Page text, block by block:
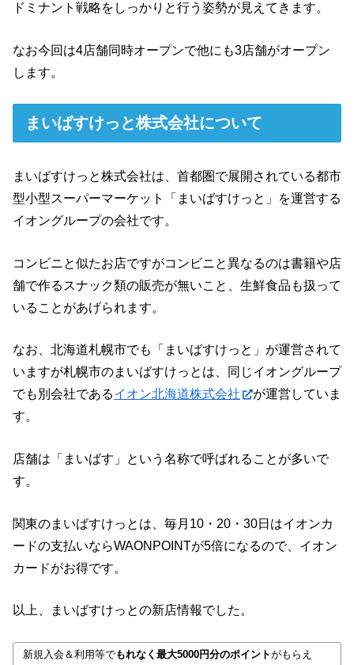
ドミナント戦略をしっかりと行う姿勢が見えてきます。
なお今回は4店舗同時オープンで他にも3店舗がオープン
します。
まいばすけっと株式会社について
まいばすけっと株式会社は、首都圏で展開されている都市
型小型スーパーマーケット「まいばすけっと」を運営する
イオングループの会社です。
コンビニと似たお店ですがコンビニと異なるのは書籍や店
舗で作るスナック類の販売が無いこと、生鮮食品も扱って
いることがあげられます。
なお、北海道札幌市でも「まいばすけっと」が運営されて
いますが札幌市のまいばすけっとは、同じイオングループ
でも別会社であるイオン北海道株式会社
が運営していま
す。
店舗は「まいばす」という名称で呼ばれることが多いで
す。
関東のまいばすけっとは、毎月10・20・30日はイオンカ
ードの支払いならWAONPOINTが5倍になるので、イオン
カードがお得です。
以上、まいばすけっとの新店情報でした。
新規入会＆利用等でもれなく最大5000円分のポイントがもらえ